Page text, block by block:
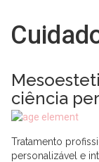
ciência
Tratamento
personalizável e